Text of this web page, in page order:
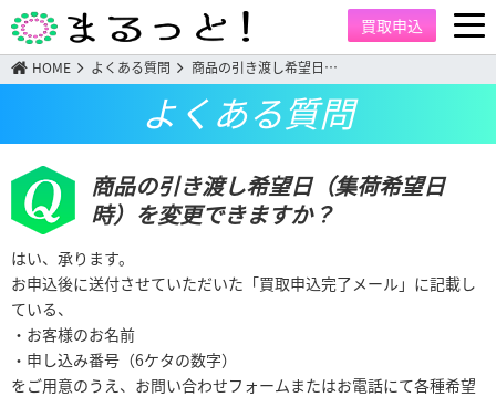
買取申込
HOME よくある質問 商品の引き渡し希望日…
よくある質問
商品の引き渡し希望日（集荷希望日
時）を変更できますか？
はい、承ります。
お申込後に送付させていただいた「買取申込完了メール」に記載し
ている、
・お客様のお名前
・申し込み番号（6ケタの数字）
をご用意のうえ、お問い合わせフォームまたはお電話にて各種希望